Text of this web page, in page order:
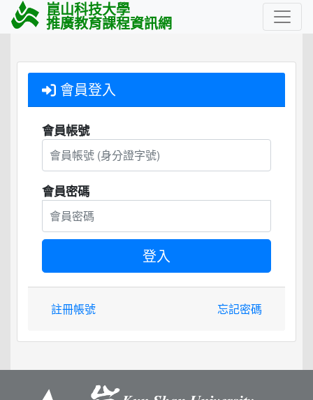
崑山科技大學
推廣教育課程資訊網
會員登入
會員帳號
會員密碼
註冊帳號 忘記密碼